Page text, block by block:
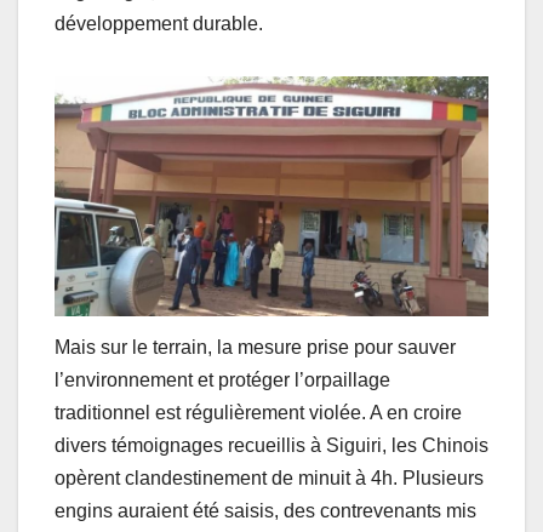
développement durable.
Mais sur le terrain, la mesure prise pour sauver
l’environnement et protéger l’orpaillage
traditionnel est régulièrement violée. A en croire
divers témoignages recueillis à Siguiri, les Chinois
opèrent clandestinement de minuit à 4h. Plusieurs
engins auraient été saisis, des contrevenants mis